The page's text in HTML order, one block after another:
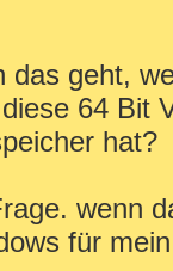
das geht,
64 Bit
hat?
wenn
für